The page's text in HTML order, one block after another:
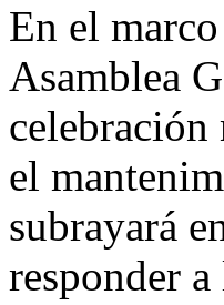
En el
Asamblea
celebración
el
subrayará
responder